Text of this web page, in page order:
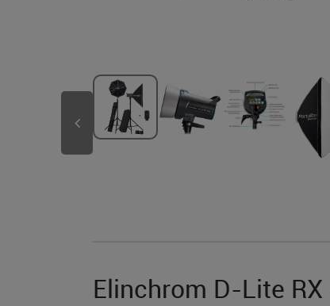
Elinchrom D-Lite